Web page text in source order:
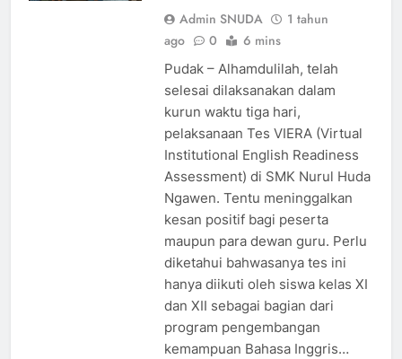
Admin SNUDA
1 tahun
ago
0 6 mins
Pudak – Alhamdulilah, telah
selesai dilaksanakan dalam
kurun waktu tiga hari,
pelaksanaan Tes VIERA (Virtual
Institutional English Readiness
Assessment) di SMK Nurul Huda
Ngawen. Tentu meninggalkan
kesan positif bagi peserta
maupun para dewan guru. Perlu
diketahui bahwasanya tes ini
hanya diikuti oleh siswa kelas XI
dan XII sebagai bagian dari
program pengembangan
kemampuan Bahasa Inggris…